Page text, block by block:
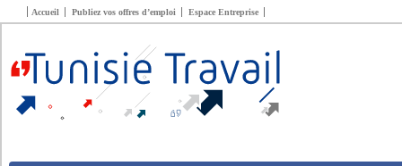
Accueil Publiez vos offres d’emploi Espace Entreprise